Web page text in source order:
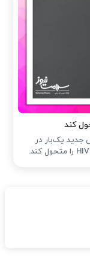
یک‌بار در